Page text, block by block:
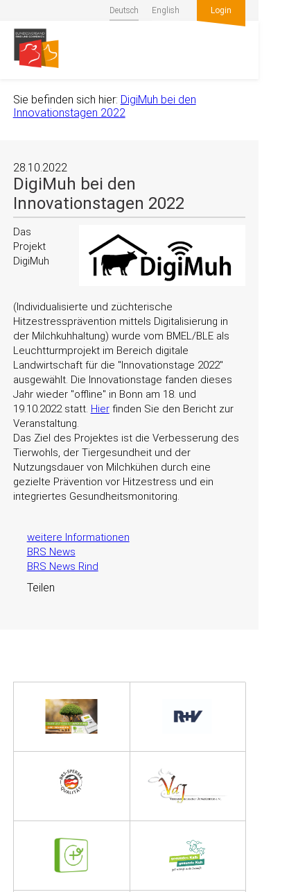
Deutsch English Login
Sie befinden sich hier: DigiMuh bei den
Innovationstagen 2022
28.10.2022
DigiMuh bei den
Innovationstagen 2022
Das
Projekt
DigiMuh
(Individualisierte und züchterische
Hitzestressprävention mittels Digitalisierung in
der Milchkuhhaltung) wurde vom BMEL/BLE als
Leuchtturmprojekt im Bereich digitale
Landwirtschaft für die
Innovationstage 2022
ausgewählt. Die Innovationstage fanden dieses
Jahr wieder offline
in Bonn am 18. und
19.10.2022 statt. Hierfinden Sie den Bericht zur
Veranstaltung.
Das Ziel des Projektes ist die Verbesserung des
Tierwohls, der Tiergesundheit und der
Nutzungsdauer von Milchkühen durch eine
gezielte Prävention vor Hitzestress und ein
integriertes Gesundheitsmonitoring.
weitere Informationen
BRS News
BRS News Rind
Teilen